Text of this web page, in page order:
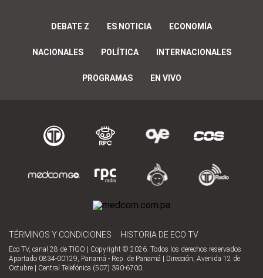
DEBATE Z ES NOTICIA ECONOMÍA
NACIONALES POLÍTICA INTERNACIONALES
PROGRAMAS EN VIVO
TÉRMINOS Y CONDICIONES HISTORIA DE ECO TV
Eco TV, canal 28 de TIGO | Copyright © 2026. Todos los derechos reservados
Apartado 0834-00129, Panamá - Rep. de Panamá | Dirección, Avenida 12 de
Octubre | Central Telefónica (507) 390-6700.